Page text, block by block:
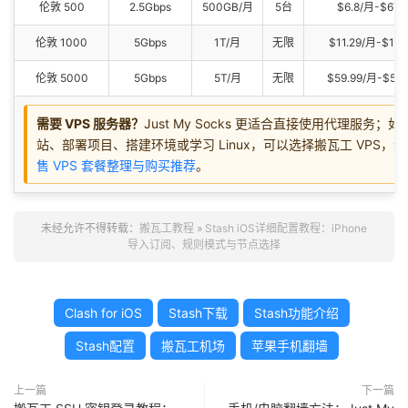
伦敦 500 2.5Gbps 500GB/月 5台 $6.8/月-
伦敦 1000 5Gbps 1T/月 无限 $11.29/月-
伦敦 5000 5Gbps 5T/月 无限 $59.99/月-
需要 VPS 服务器？ Just My Socks 更适合直接使用代理服务；如
站、部署项目、搭建环境或学习 Linux，可以选择搬瓦工 VPS，
售 VPS 套餐整理与购买推荐。
未经允许不得转载： 搬瓦工教程 » Stash iOS详细配置教程：iPhone
导入订阅、规则模式与节点选择
Clash for iOS Stash下载 Stash功能介绍
Stash配置 搬瓦工机场 苹果手机翻墙
上一篇 下一篇